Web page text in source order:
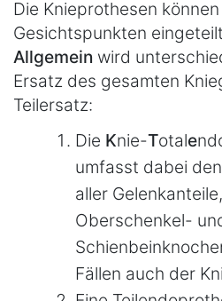
Die Knieprothesen
Gesichtspunkten
Allgemein wird
Ersatz des gesamten
Teilersatz:
Die Knie-Totale
umfasst dabei
aller
Oberschenkel-
Fällen auch der